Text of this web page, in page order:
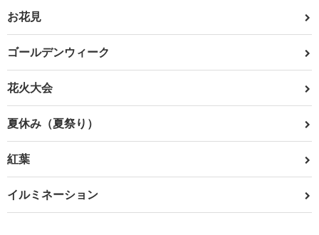
お花見
ゴールデンウィーク
花火大会
夏休み（夏祭り）
紅葉
イルミネーション